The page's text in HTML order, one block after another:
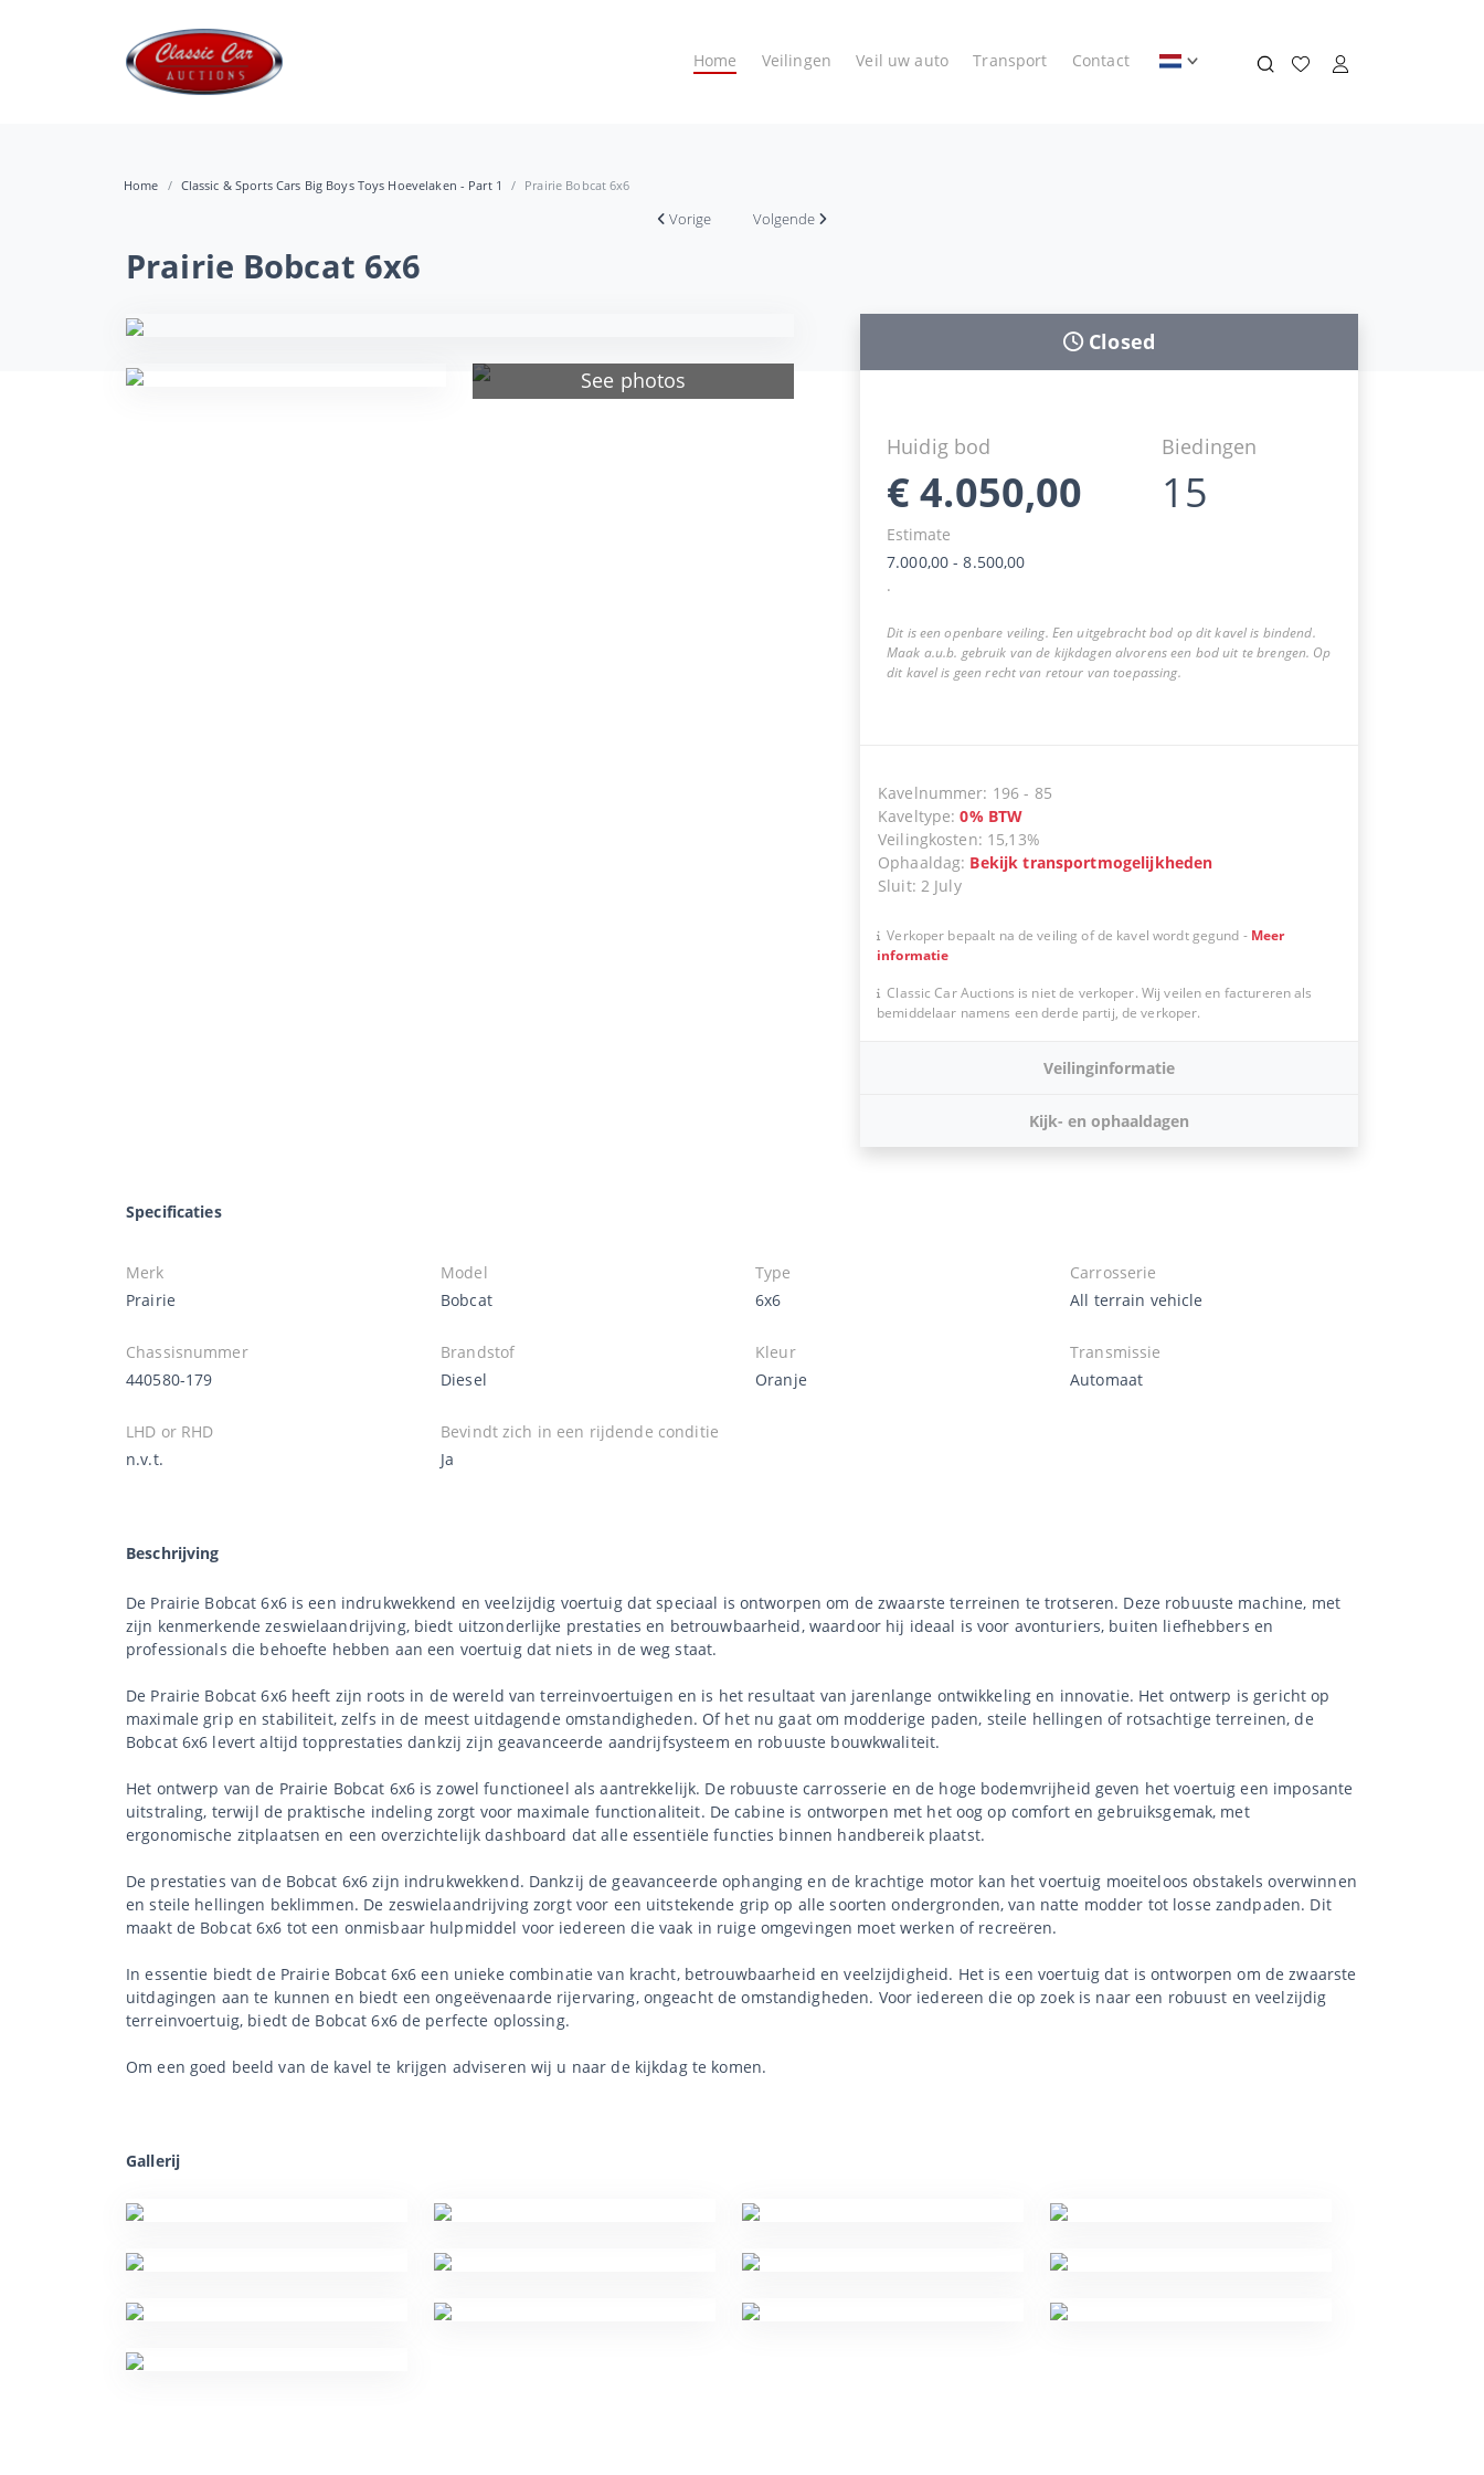
Home Veilingen Veil uw auto Transport Contact
Home Classic & Sports Cars Big Boys Toys Hoevelaken - Part 1 Prairie Bobcat 6x6
Vorige Volgende
Prairie Bobcat 6x6
See photos
Closed
Huidig bod
€4.050,00
Biedingen
15
Estimate
7.000,00 -8.500,00
.
Dit is een openbare veiling. Een uitgebracht bod op dit kavel is bindend.
Maak a.u.b. gebruik van de kijkdagen alvorens een bod uit te brengen. Op
dit kavel is geen recht van retour van toepassing.
Kavelnummer: 196 - 85
Kaveltype:0% BTW
Veilingkosten: 15,13%
Ophaaldag: Bekijk transportmogelijkheden
Sluit: 2 July
Verkoper bepaalt na de veiling of de kavel wordt gegund - Meer
informatie
Classic Car Auctions is niet de verkoper. Wij veilen en factureren als
bemiddelaar namens een derde partij, de verkoper.
Veilinginformatie
Kijk- en ophaaldagen
Specificaties
Merk
Prairie
Model
Bobcat
Type
6x6
Carrosserie
All terrain vehicle
Chassisnummer
440580-179
Brandstof
Diesel
Kleur
Oranje
Transmissie
Automaat
LHD or RHD
n.v.t.
Bevindt zich in een rijdende conditie
Ja
Beschrijving
De Prairie Bobcat 6x6 is een indrukwekkend en veelzijdig voertuig dat speciaal is ontworpen om de zwaarste terreinen te trotseren. Deze robuuste machine, met
zijn kenmerkende zeswielaandrijving, biedt uitzonderlijke prestaties en betrouwbaarheid, waardoor hij ideaal is voor avonturiers, buiten liefhebbers en
professionals die behoefte hebben aan een voertuig dat niets in de weg staat.
De Prairie Bobcat 6x6 heeft zijn roots in de wereld van terreinvoertuigen en is het resultaat van jarenlange ontwikkeling en innovatie. Het ontwerp is gericht op
maximale grip en stabiliteit, zelfs in de meest uitdagende omstandigheden. Of het nu gaat om modderige paden, steile hellingen of rotsachtige terreinen, de
Bobcat 6x6 levert altijd topprestaties dankzij zijn geavanceerde aandrijfsysteem en robuuste bouwkwaliteit.
Het ontwerp van de Prairie Bobcat 6x6 is zowel functioneel als aantrekkelijk. De robuuste carrosserie en de hoge bodemvrijheid geven het voertuig een imposante
uitstraling, terwijl de praktische indeling zorgt voor maximale functionaliteit. De cabine is ontworpen met het oog op comfort en gebruiksgemak, met
ergonomische zitplaatsen en een overzichtelijk dashboard dat alle essentiële functies binnen handbereik plaatst.
De prestaties van de Bobcat 6x6 zijn indrukwekkend. Dankzij de geavanceerde ophanging en de krachtige motor kan het voertuig moeiteloos obstakels overwinnen
en steile hellingen beklimmen. De zeswielaandrijving zorgt voor een uitstekende grip op alle soorten ondergronden, van natte modder tot losse zandpaden. Dit
maakt de Bobcat 6x6 tot een onmisbaar hulpmiddel voor iedereen die vaak in ruige omgevingen moet werken of recreëren.
In essentie biedt de Prairie Bobcat 6x6 een unieke combinatie van kracht, betrouwbaarheid en veelzijdigheid. Het is een voertuig dat is ontworpen om de zwaarste
uitdagingen aan te kunnen en biedt een ongeëvenaarde rijervaring, ongeacht de omstandigheden. Voor iedereen die op zoek is naar een robuust en veelzijdig
terreinvoertuig, biedt de Bobcat 6x6 de perfecte oplossing.
Om een goed beeld van de kavel te krijgen adviseren wij u naar de kijkdag te komen.
Gallerij